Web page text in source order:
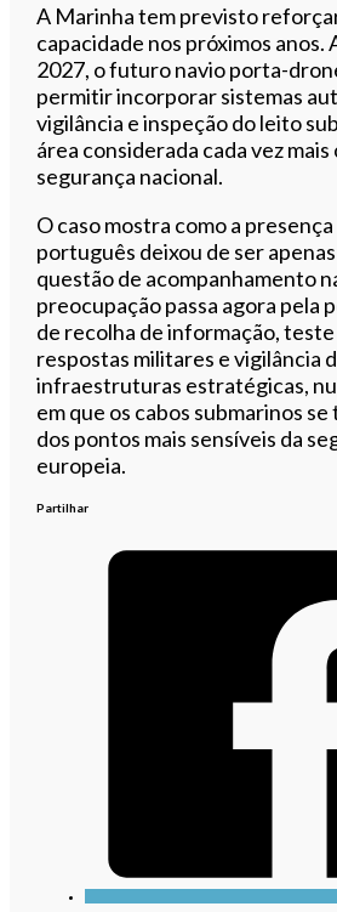
A Marinha tem previsto
capacidade nos próximos anos.
2027, o futuro navio porta-
permitir incorporar sistemas
vigilância e inspeção do leito
área considerada cada vez
segurança nacional.
O caso mostra como a
português deixou de ser
questão de acompanhamento
preocupação passa agora pela
de recolha de informação, teste
respostas militares e vigilância
infraestruturas estratégicas,
em que os cabos submarinos
dos pontos mais sensíveis da
europeia.
Partilhar